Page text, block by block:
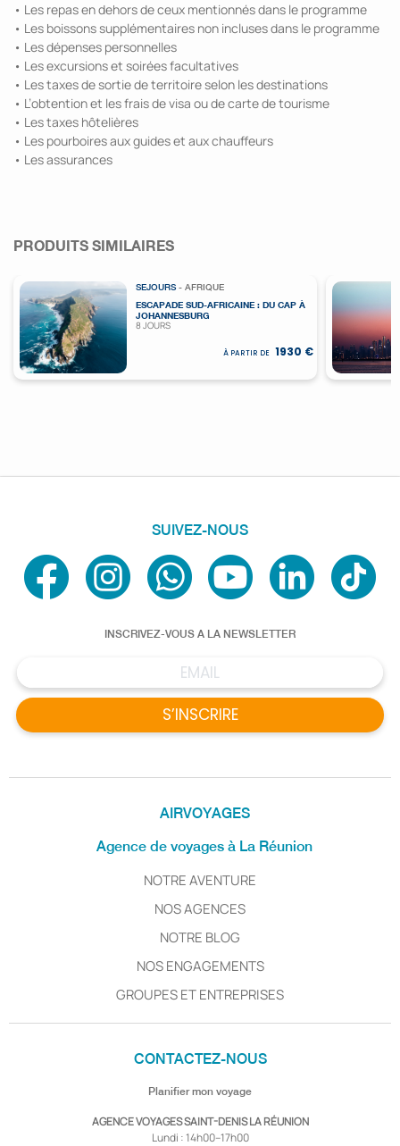
• Les repas en dehors de ceux mentionnés dans le programme
• Les boissons supplémentaires non incluses dans le programme
• Les dépenses personnelles
• Les excursions et soirées facultatives
• Les taxes de sortie de territoire selon les destinations
• L’obtention et les frais de visa ou de carte de tourisme
• Les taxes hôtelières
• Les pourboires aux guides et aux chauffeurs
• Les assurances
PRODUITS SIMILAIRES
SEJOURS - AFRIQUE
ESCAPADE SUD-AFRICAINE : DU CAP À
JOHANNESBURG
8 JOURS
À PARTIR DE 1930 €
AIRVOYAGES
Agence de voyages à La Réunion
NOTRE AVENTURE
NOS AGENCES
NOTRE BLOG
NOS ENGAGEMENTS
GROUPES ET ENTREPRISES
SUIVEZ-NOUS
INSCRIVEZ-VOUS A LA NEWSLETTER
S’INSCRIRE
CONTACTEZ-NOUS
Planifier mon voyage
AGENCE VOYAGES SAINT-DENIS LA RÉUNION
Lundi : 14h00–17h00